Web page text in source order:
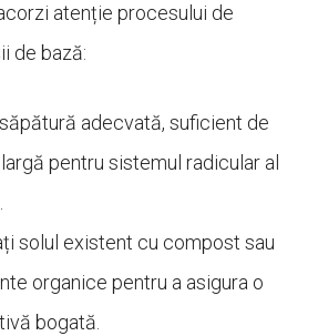
atenție procesului de
de bază:
adecvată, suficient de
pentru sistemul radicular al
solul existent cu compost sau
organice pentru a asigura o
bogată.